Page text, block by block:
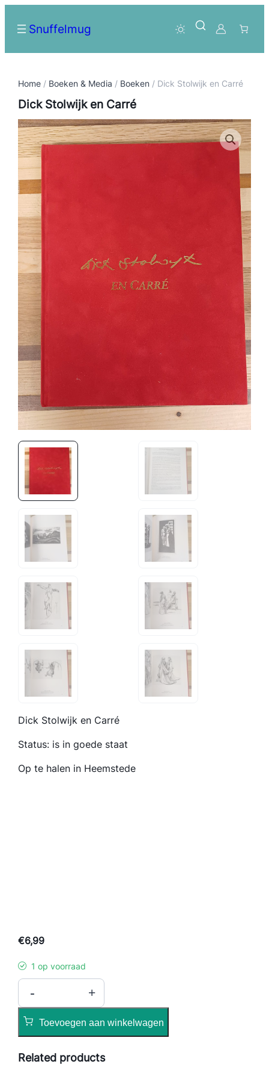
Snuffelmug
Home / Boeken & Media / Boeken / Dick Stolwijk en Carré
Dick Stolwijk en Carré
Dick Stolwijk en Carré
Status: is in goede staat
Op te halen in Heemstede
€6,99
1 op voorraad
D
t
- +
Toevoegen aan winkelwagen
Related products